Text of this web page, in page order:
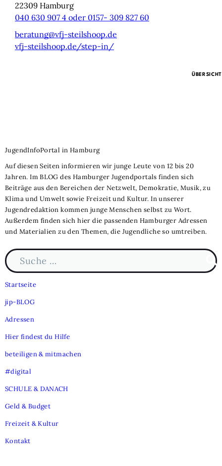
ÜBERSICHT
22309 Hamburg
040 630 907 4 oder 0157- 309 827 60
beratung@vfj-steilshoop.de
vfj-steilshoop.de/step-in/
JugendInfoPortal in Hamburg
Auf diesen Seiten informieren wir junge Leute von 12 bis 20
Jahren. Im BLOG des Hamburger Jugendportals finden sich
Beiträge aus den Bereichen der Netzwelt, Demokratie, Musik, zu
Klima und Umwelt sowie Freizeit und Kultur. In unserer
Jugendredaktion kommen junge Menschen selbst zu Wort.
Außerdem finden sich hier die passenden Hamburger Adressen
und Materialien zu den Themen, die Jugendliche so umtreiben.
Suche nach:
Startseite
jip-BLOG
Adressen
Hier findest du Hilfe
beteiligen & mitmachen
#digital
SCHULE & DANACH
Geld & Budget
Freizeit & Kultur
Kontakt